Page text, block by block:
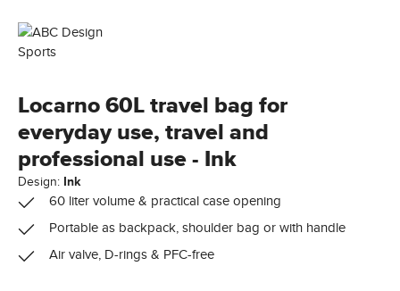
Locarno 60L travel bag for
everyday use, travel and
professional use - Ink
Design: Ink
60 liter volume & practical case opening
Portable as backpack, shoulder bag or with handle
Air valve, D-rings & PFC-free